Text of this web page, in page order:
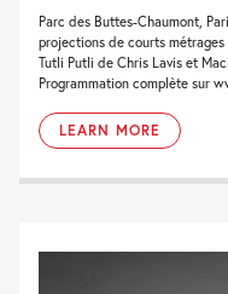
Parc des Buttes-Chaumont,
projections de courts
Tutli Putli de Chris Lavis et
Programmation complète sur
LEARN MORE